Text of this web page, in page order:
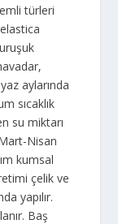
türleri
aylarında
sıcaklık
su miktarı
Nisan
kumsal
çelik ve
yapılır.
Baş